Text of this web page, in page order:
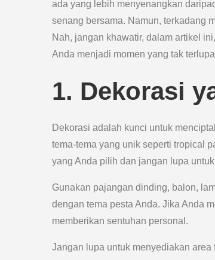
ada yang lebih menyenangkan
senang bersama. Namun, terkadang
Nah, jangan khawatir, dalam artikel
Anda menjadi momen yang tak
1. Dekorasi
Dekorasi adalah kunci untuk
tema-tema yang unik seperti tropical
yang Anda pilih dan jangan lupa
Gunakan pajangan dinding, balon,
dengan tema pesta Anda. Jika Anda
memberikan sentuhan personal.
Jangan lupa untuk menyediakan